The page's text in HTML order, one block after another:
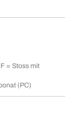
= Stoss mit
(PC)